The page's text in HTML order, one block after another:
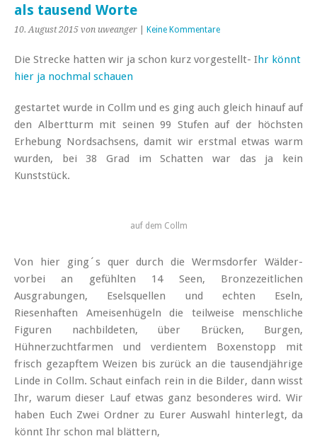
als tausend Worte
10. August 2015 von uweanger Keine Kommentare
Die Strecke hatten wir ja schon kurz vorgestellt- Ihr könnt
hier ja nochmal schauen
gestartet wurde in Collm und es ging auch gleich hinauf auf
den Albertturm mit seinen 99 Stufen auf der höchsten
Erhebung Nordsachsens, damit wir erstmal etwas warm
wurden, bei 38 Grad im Schatten war das ja kein
Kunststück.
auf dem Collm
Von hier ging´s quer durch die Wermsdorfer Wälder-
vorbei an gefühlten 14 Seen, Bronzezeitlichen
Ausgrabungen, Eselsquellen und echten Eseln,
Riesenhaften Ameisenhügeln die teilweise menschliche
Figuren nachbildeten, über Brücken, Burgen,
Hühnerzuchtfarmen und verdientem Boxenstopp mit
frisch gezapftem Weizen bis zurück an die tausendjährige
Linde in Collm. Schaut einfach rein in die Bilder, dann wisst
Ihr, warum dieser Lauf etwas ganz besonderes wird. Wir
haben Euch Zwei Ordner zu Eurer Auswahl hinterlegt, da
könnt Ihr schon mal blättern,